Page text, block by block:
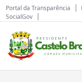
Portal da Transparência
SocialGov